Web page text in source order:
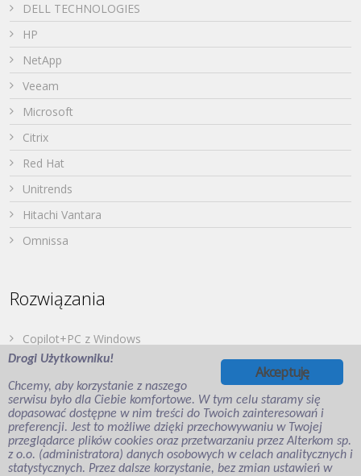
DELL TECHNOLOGIES
HP
NetApp
Veeam
Microsoft
Citrix
Red Hat
Unitrends
Hitachi Vantara
Omnissa
Rozwiązania
Copilot+PC z Windows
Dell PowerStore
Druk z urządzeń mobilnych
Japońska Twierdza – Hitachi Vantara
Wirtualizacja aplikacji i desktopów
Veeam Backup for Microsoft Entra ID
Akceptuję
Drogi Użytkowniku!
Chcemy, aby korzystanie z naszego
serwisu było dla Ciebie komfortowe. W tym celu staramy się
dopasować dostępne w nim treści do Twoich zainteresowań i
preferencji. Jest to możliwe dzięki przechowywaniu w Twojej
przeglądarce plików cookies oraz przetwarzaniu przez Alterkom sp.
z o.o. (administratora) danych osobowych w celach analitycznych i
statystycznych. Przez dalsze korzystanie, bez zmian ustawień w